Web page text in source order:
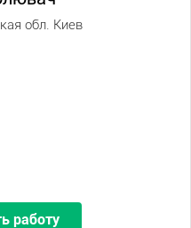
обл. Киев
работу